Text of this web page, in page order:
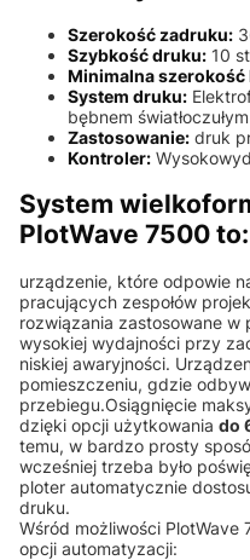
Szerokość zadruku:
Szybkość druku: 10
Minimalna szerokość
System druku:
bębnem
Zastosowanie: druk
Kontroler:
System
PlotWave 7500 to:
urządzenie, które odpowie
pracujących zespołów
rozwiązania zastosowane w
wysokiej wydajności przy
niskiej awaryjności.
pomieszczeniu, gdzie
przebiegu.Osiągnięcie
dzięki opcji użytkowania do
temu, w bardzo prosty
wcześniej trzeba było
ploter automatycznie
druku.
Wśród możliwości PlotWave
opcji automatyzacji: